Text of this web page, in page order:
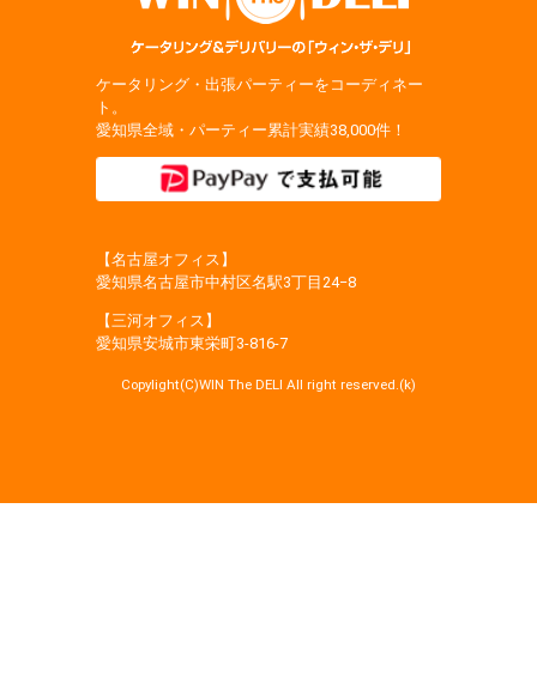
ケータリング・出張パーティーをコーディネー
ト。
愛知県全域・パーティー累計実績38,000件！
【名古屋オフィス】
愛知県名古屋市中村区名駅3丁目24−8
【三河オフィス】
愛知県安城市東栄町3‐816‐7
Copylight(C)WIN The DELI All right reserved.(k)